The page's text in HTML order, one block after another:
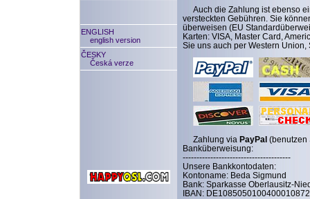
ENGLISH
english version
ČESKY
Česká verze
Auch die Zahlung ist ebenso
versteckten Gebühren. Sie
überweisen (EU
Karten: VISA, Master Card,
Sie uns auch per Western
Zahlung via PayPal (benutzen
Banküberweisung:
---------------------------------------
Unsere Bankkontodaten:
Kontoname: Beda Sigmund
Bank: Sparkasse Oberlausitz-
IBAN: